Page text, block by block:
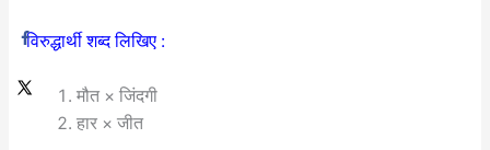
विरुद्धार्थी शब्द लिखिए :
मौत × जिंदगी
हार × जीत